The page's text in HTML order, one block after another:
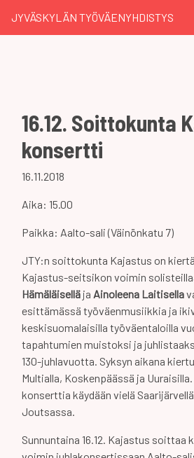
JYVÄSKYLÄN TYÖVÄENYHDISTYS
16.12. Soittokunta
konsertti
16.11.2018
Aika: 15.00
Paikka: Aalto-sali (Väinönkatu 7)
JTY:n soittokunta Kajastus on
Kajastus-seitsikon voimin
Hämäläisellä ja Ainoleena Laitisella
esittämässä työväenmusiikkia ja
keskisuomalaisilla työväentaloilla
tapahtumien muistoksi ja
130-juhlavuotta. Syksyn aikana
Multialla, Koskenpäässä ja
konserttia käydään vielä
Joutsassa.
Sunnuntaina 16.12. Kajastus soittaa